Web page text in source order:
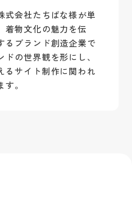
式会社たちばな様が単
着物文化の魅力を伝
るブランド創造企業で
の世界観を形にし、
るサイト制作に関われ
。